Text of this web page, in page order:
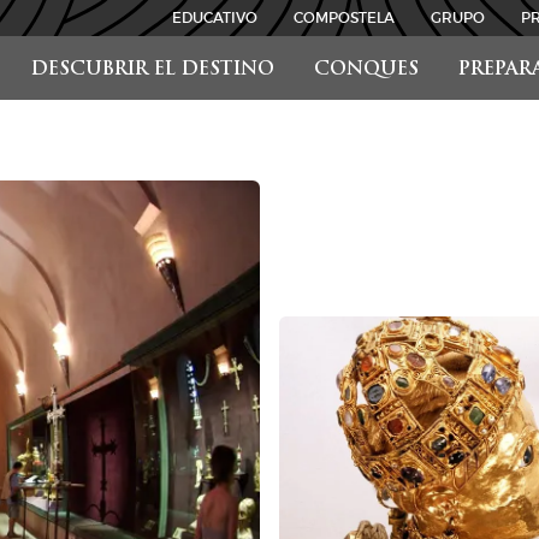
DESCUBRIR EL DESTINO CONQUES
EDUCATIVO COMPOSTELA GRUPO